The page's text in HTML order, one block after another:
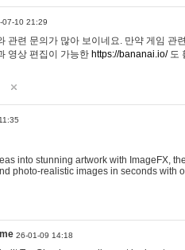
07-10 21:29
관련 문의가 많아 보이네요. 만약 게임 관
영상 편집이 가능한 https://bananai.io/도
into stunning artwork with ImageFX,
photo-realistic images in seconds with
26-01-09 14:18